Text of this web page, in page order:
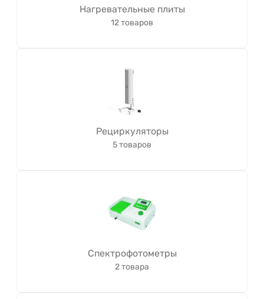
Нагревательные плиты
12 товаров
Рециркуляторы
5 товаров
Спектрофотометры
2 товара